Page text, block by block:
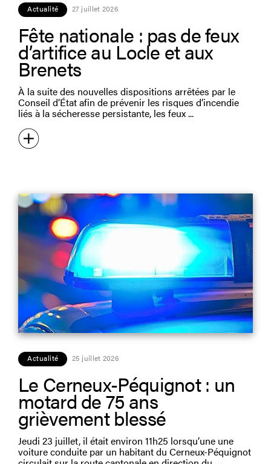
Actualité 27 juillet 2026
Fête nationale : pas de feux
d’artifice au Locle et aux
Brenets
À la suite des nouvelles dispositions arrêtées par le
Conseil d’État afin de prévenir les risques d’incendie
liés à la sécheresse persistante, les feux
Actualité 25 juillet 2026
Le Cerneux-Péquignot : un
motard de 75 ans
grièvement blessé
Jeudi 23 juillet, il était environ 11h25 lorsqu’une une
voiture conduite par un habitant du Cerneux-Péquignot